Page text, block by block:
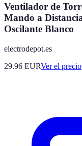
Ventilador de
Mando a
Oscilante Blanco
electrodepot.es
29.96 EURVer el precio